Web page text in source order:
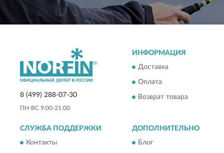
8 (499) 288-07-30
ПН-ВС 9:00-21:00
ИНФОРМАЦИЯ
Доставка
Оплата
Возврат товара
СЛУЖБА ПОДДЕРЖКИ
Контакты
ДОПОЛНИТЕЛЬНО
Блог